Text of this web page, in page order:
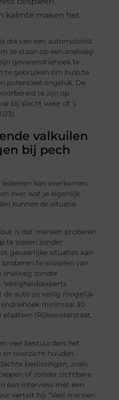
kalmte maken het
die van een automobilist
te staan op een snelweg.
gevarendriehoek te
te gebruiken om hulp te
potentieel ongeluk. De
te zijn op
bij slecht weer of ’s
valkuilen
bij pech
kan overkomen,
over wat je eigenlijk
kunnen de situatie
is dat mensen proberen
te lossen zonder
gevaarlijke situaties kan
te wisselen van
snelweg zonder
Veiligheidsexperts
de auto zo veilig mogelijk
minimaal 30
(Rijkswaterstaat,
veel bestuurders het
overzicht houden.
beslissingen, zoals
of zonder zichtbare
een interview met een
vertelt hij: “Veel mensen